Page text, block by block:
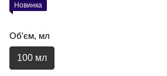
Новинка
Об'єм, мл
100 мл